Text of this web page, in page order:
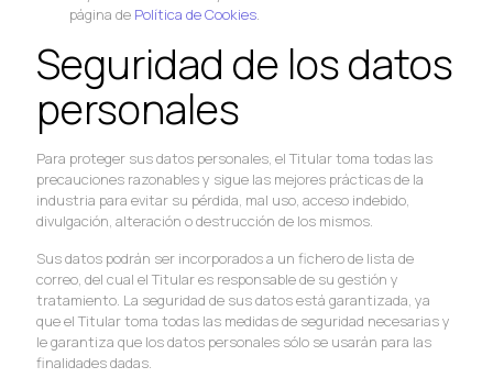
página de Política de Cookies.
Seguridad de los datos
personales
Para proteger sus datos personales, el Titular toma todas las
precauciones razonables y sigue las mejores prácticas de la
industria para evitar su pérdida, mal uso, acceso indebido,
divulgación, alteración o destrucción de los mismos.
Sus datos podrán ser incorporados a un fichero de lista de
correo, del cual el Titular es responsable de su gestión y
tratamiento. La seguridad de sus datos está garantizada, ya
que el Titular toma todas las medidas de seguridad necesarias y
le garantiza que los datos personales sólo se usarán para las
finalidades dadas.